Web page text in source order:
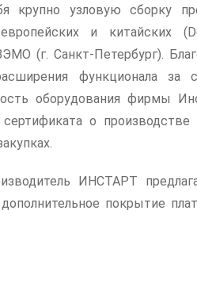
крупно узловую сборку
и китайских
(г. Санкт-Петербург).
функционала за
оборудования фирмы
о
ИНСТАРТ
покрытие